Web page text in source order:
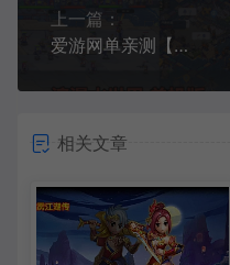
上一篇：
爱游网单亲测【浪漫SSJ单机版】最新整理海上生存类抽卡建造gm单机内购虚拟机一键端 视频安装教学
相关文章